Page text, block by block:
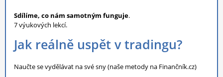
Sdílíme, co nám samotným funguje.
7 výukových lekcí.
Jak reálně uspět v tradingu?
Naučte se vydělávat na své sny (naše metody na Finančník.cz)